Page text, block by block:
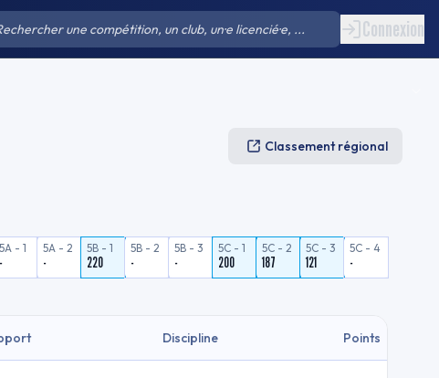
Connexion
Classement régional
5A - 1
-
5A - 2
-
5B - 1
220
5B - 2
-
5B - 3
-
5C - 1
200
5C - 2
187
5C - 3
121
5C - 4
-
Discipline Points